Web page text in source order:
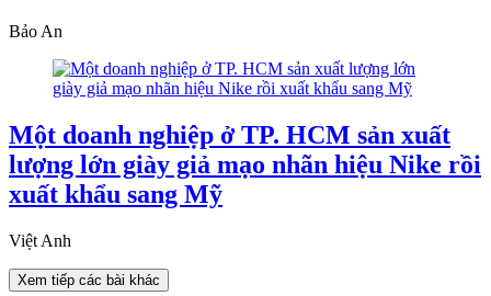
Bảo An
Một doanh nghiệp ở TP. HCM sản xuất
lượng lớn giày giả mạo nhãn hiệu Nike rồi
xuất khẩu sang Mỹ
Việt Anh
Xem tiếp các bài khác